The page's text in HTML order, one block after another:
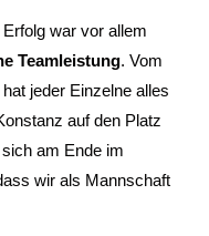
war vor allem
Teamleistung. Vom
jeder Einzelne alles
auf den Platz
am Ende im
wir als Mannschaft